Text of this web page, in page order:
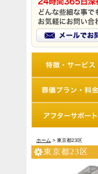
ホーム > 東京都23区
東京都23区